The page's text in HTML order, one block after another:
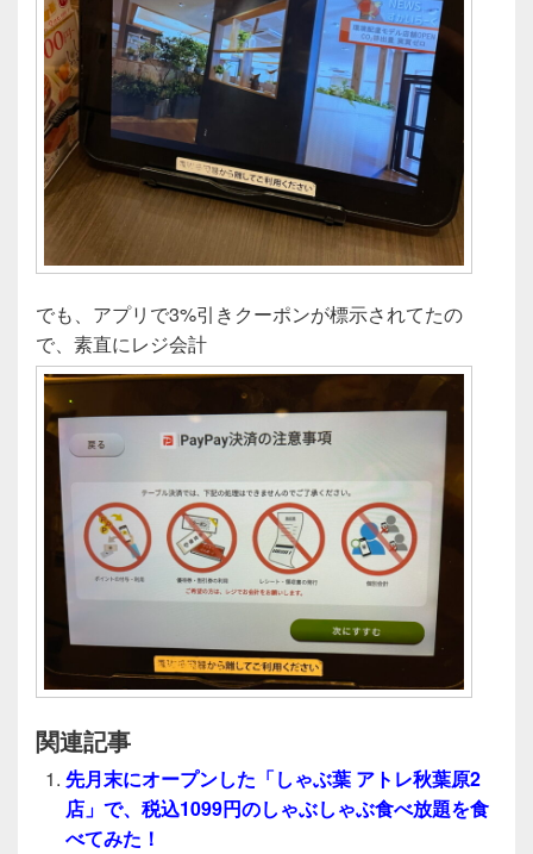
でも、アプリで3%引きクーポンが標示されてたの
で、素直にレジ会計
関連記事
先月末にオープンした「しゃぶ葉 アトレ秋葉原2
店」で、税込1099円のしゃぶしゃぶ食べ放題を食
べてみた！